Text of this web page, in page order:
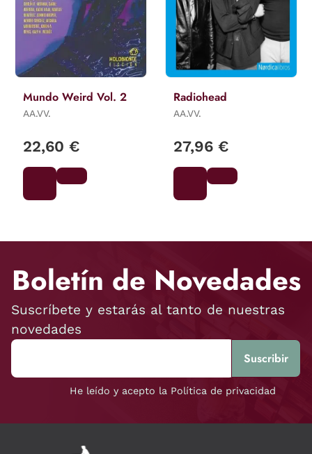
Mundo Weird Vol. 2
AA.VV.
22,60 €
Radiohead
AA.VV.
27,96 €
Boletín de Novedades
Suscríbete y estarás al tanto de nuestras
novedades
He leído y acepto la Política de privacidad